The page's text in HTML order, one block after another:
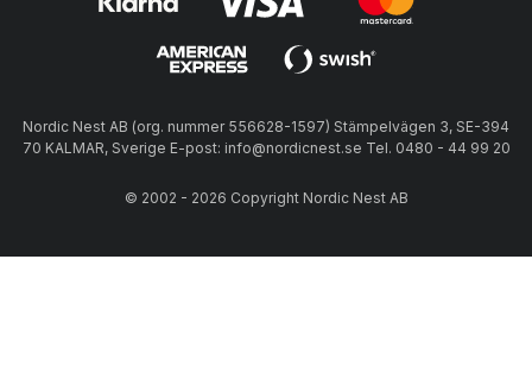
Nordic Nest AB (org. nummer 556628-1597) Stämpelvägen 3, SE-394
70 KALMAR, Sverige E-post: info@nordicnest.se Tel. 0480 - 44 99 20
© 2002 - 2026 Copyright Nordic Nest AB